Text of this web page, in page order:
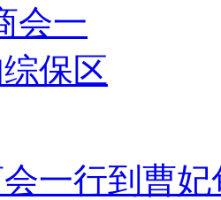
一行到曹